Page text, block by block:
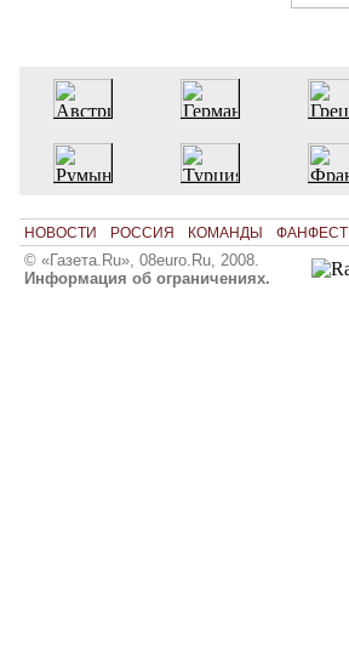
НОВОСТИ РОССИЯ КОМАНДЫ ФАНФЕСТ
© «Газета.Ru», 08euro.Ru, 2008.
Информация об ограничениях.